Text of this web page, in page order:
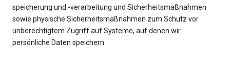
speicherung und -verarbeitung und Sicherheitsmaßnahmen
sowie physische Sicherheitsmaßnahmen zum Schutz vor
unberechtigtem Zugriff auf Systeme, auf denen wir
persönliche Daten speichern.